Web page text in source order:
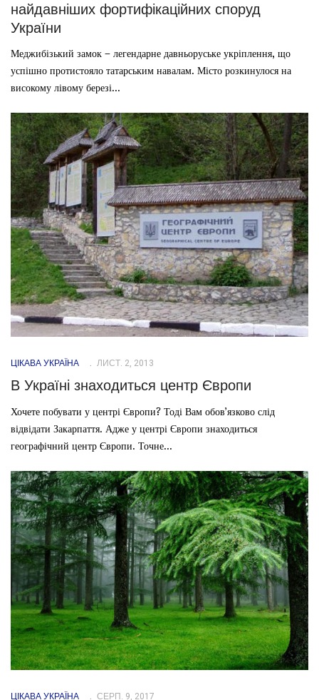
найдавніших фортифікаційних споруд
України
Меджибізький замок – легендарне давньоруське укріплення, що
успішно протистояло татарським навалам. Місто розкинулося на
високому лівому березі...
ЦІКАВА УКРАЇНА ЛИСТ. 2, 2013
В Україні знаходиться центр Європи
Хочете побувати у центрі Європи? Тоді Вам обов’язково слід
відвідати Закарпаття. Адже у центрі Європи знаходиться
географічний центр Європи. Точне...
ЦІКАВА УКРАЇНА СЕРП. 9, 2017